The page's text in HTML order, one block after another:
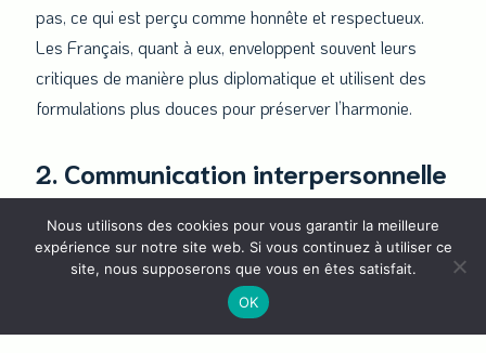
pas, ce qui est perçu comme honnête et respectueux.
Les Français, quant à eux, enveloppent souvent leurs
critiques de manière plus diplomatique et utilisent des
formulations plus douces pour préserver l’harmonie.
2. Communication interpersonnelle
En plus des différences interculturelles, les préférences
personnelles en matière de style de communication
peuvent également entraîner des malentendus. Chaque
individu est influencé par ses propres filtres de
Nous utilisons des cookies pour vous garantir la meilleure
expérience sur notre site web. Si vous continuez à utiliser ce
site, nous supposerons que vous en êtes satisfait.
OK